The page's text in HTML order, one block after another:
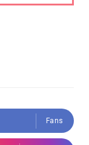
Fans